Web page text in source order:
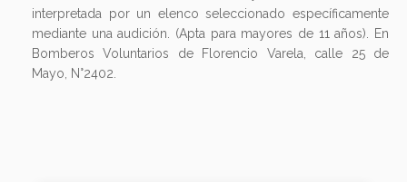
interpretada por un elenco seleccionado específicamente
mediante una audición. (Apta para mayores de 11 años). En
Bomberos Voluntarios de Florencio Varela, calle 25 de
Mayo, N°2402.